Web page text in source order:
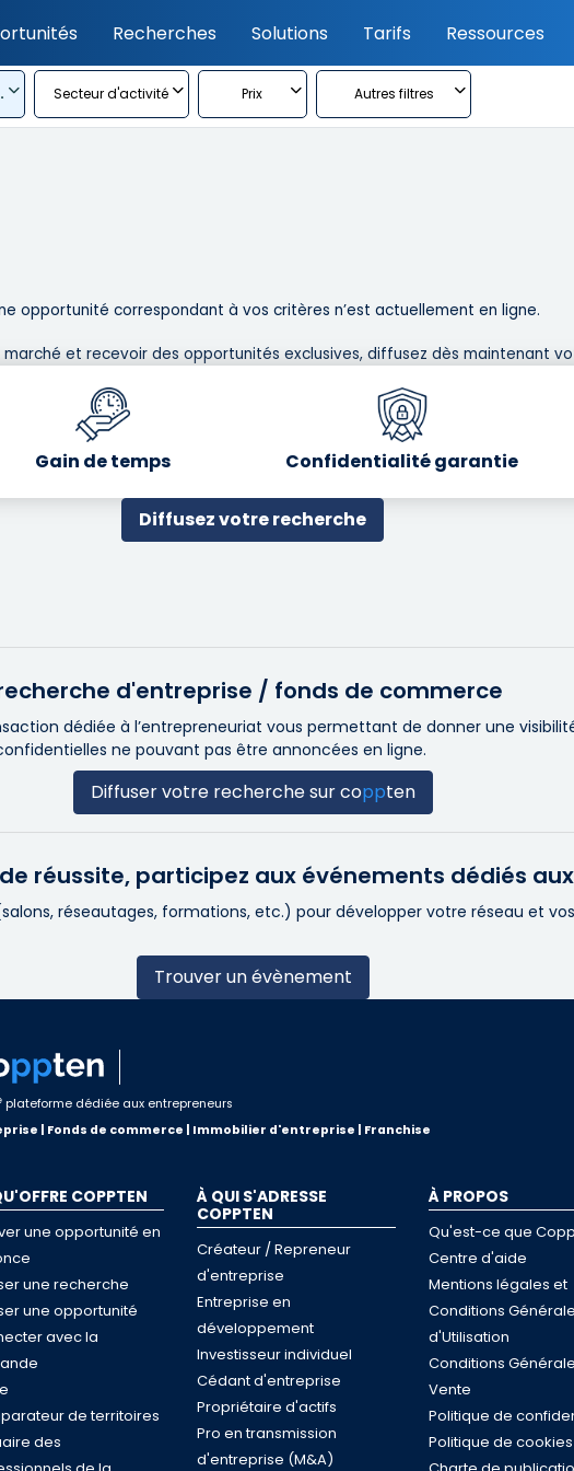
Recherches Solutions Tarifs Ressources
Secteur d'activité Prix Autres filtres
opportunité correspondant à vos critères n’est actuellement en ligne.
et recevoir des opportunités exclusives, diffusez dès maintenant
Gain de temps Confidentialité garantie
Diffusez votre recherche
d'entreprise / fonds de commerce
dédiée à l’entrepreneuriat vous permettant de donner une
ne pouvant pas être annoncées en ligne.
Diffuser votre recherche surcoppten
réussite, participez aux événements dédiés
réseautages, formations, etc.) pour développer votre réseau et
Trouver un évènement
plateforme dédiée aux entrepreneurs
| Fonds de commerce | Immobilier d'entreprise | Franchise
COPPTEN
une opportunité en
une recherche
une opportunité
avec la
de territoires
des
À QUI S'ADRESSE
COPPTEN
Créateur / Repreneur
d'entreprise
Entreprise en
développement
Investisseur individuel
Cédant d'entreprise
Propriétaire d'actifs
Pro en transmission
d'entreprise (M&A)
À PROPOS
Qu'est-ce que
Centre d'aide
Mentions légales et
Conditions
d'Utilisation
Conditions
Vente
Politique de
Politique de cookies